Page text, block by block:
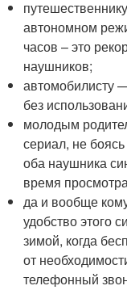
автономном
часов – это
наушников;
автомобилисту
без
молодым
сериал, не
оба наушника
время
да и вообще
удобство этого
зимой, когда
от
телефонный